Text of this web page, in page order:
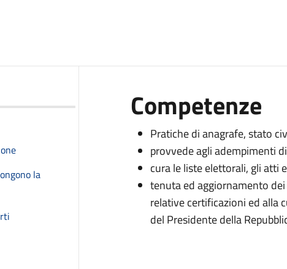
la
Competenze
Pratiche di anagrafe, stato
provvede agli adempimenti
cura le liste elettorali, gli atti
tenuta ed aggiornamento
relative certificazioni ed alla
del Presidente della